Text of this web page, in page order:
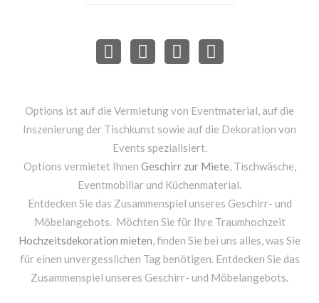
Options ist auf die Vermietung von Eventmaterial, auf die
Inszenierung der Tischkunst sowie auf die Dekoration von
Events spezialisiert.
Options vermietet Ihnen Geschirr zur Miete, Tischwäsche,
Eventmobiliar und Küchenmaterial.
Entdecken Sie das Zusammenspiel unseres Geschirr- und
Möbelangebots. Möchten Sie für Ihre Traumhochzeit
Hochzeitsdekoration mieten, finden Sie bei uns alles, was Sie
für einen unvergesslichen Tag benötigen. Entdecken Sie das
Zusammenspiel unseres Geschirr- und Möbelangebots.